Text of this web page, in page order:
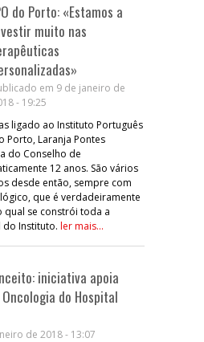
do Porto: «Estamos a
muito nas
em 9 de janeiro de
- 19:25
ligado ao Instituto Português
Porto, Laranja Pontes
do Conselho de
12 anos. São vários
desde então, sempre com
que é verdadeiramente
se constrói toda a
do Instituto. ler mais...
iniciativa apoia
do Hospital
de 2018 - 13:07